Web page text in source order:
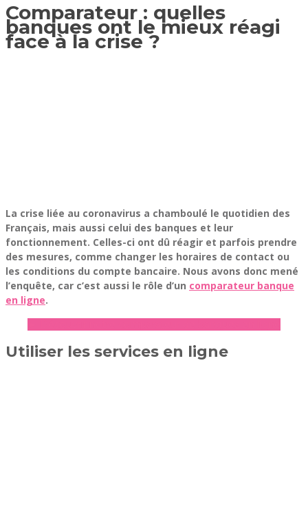
Comparateur : quelles
banques ont le mieux réagi
face à la crise ?
La crise liée au coronavirus a chamboulé le quotidien des
Français, mais aussi celui des banques et leur
fonctionnement. Celles-ci ont dû réagir et parfois prendre
des mesures, comme changer les horaires de contact ou
les conditions du compte bancaire. Nous avons donc mené
l’enquête, car c’est aussi le rôle d’un comparateur banque
en ligne.
Utiliser les services en ligne